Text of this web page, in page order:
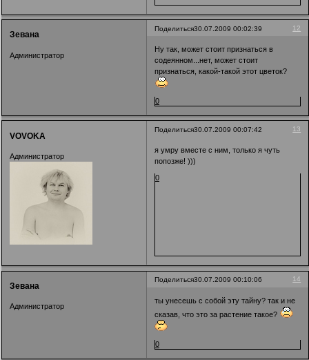
Поделиться 12
30.07.2009 00:02:39
Зевана
Администратор
Ну так, может стоит признаться в
содеянном...нет, может стоит
признаться, какой-такой этот цветок?
0
Поделиться 13
30.07.2009 00:07:42
VOVOKA
Администратор
я умру вместе с ним, только я чуть
попозже! )))
0
Поделиться 14
30.07.2009 00:10:06
Зевана
Администратор
ты унесешь с собой эту тайну? так и не
сказав, что это за растение такое?
0